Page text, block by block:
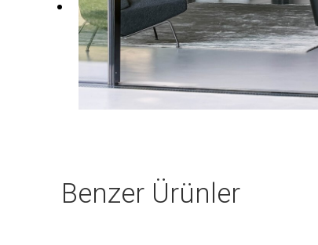
Benzer Ürünler